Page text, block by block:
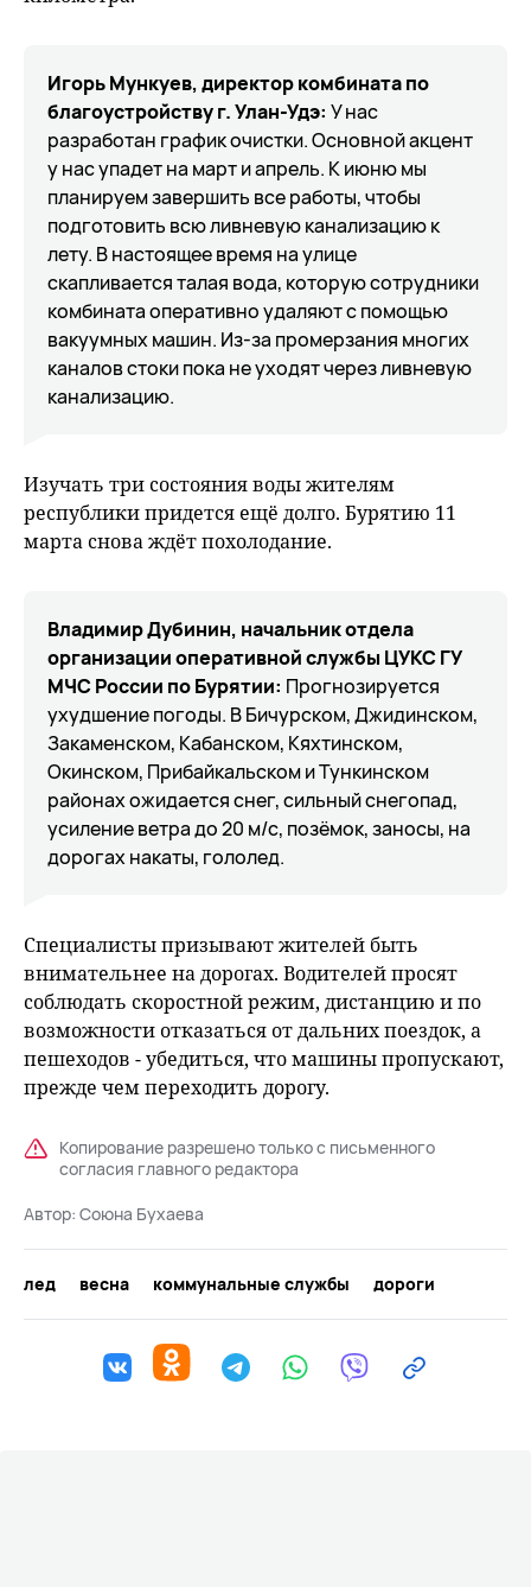
Игорь Мункуев, директор комбината по
благоустройству г. Улан-Удэ: У нас
разработан график очистки. Основной акцент
у нас упадет на март и апрель. К июню мы
планируем завершить все работы, чтобы
подготовить всю ливневую канализацию к
лету. В настоящее время на улице
скапливается талая вода, которую сотрудники
комбината оперативно удаляют с помощью
вакуумных машин. Из-за промерзания многих
каналов стоки пока не уходят через ливневую
канализацию.
Изучать три состояния воды жителям
республики придется ещё долго. Бурятию 11
марта снова ждёт похолодание.
Владимир Дубинин, начальник отдела
организации оперативной службы ЦУКС ГУ
МЧС России по Бурятии: Прогнозируется
ухудшение погоды. В Бичурском, Джидинском,
Закаменском, Кабанском, Кяхтинском,
Окинском, Прибайкальском и Тункинском
районах ожидается снег, сильный снегопад,
усиление ветра до 20 м/c, позёмок, заносы, на
дорогах накаты, гололед.
Специалисты призывают жителей быть
внимательнее на дорогах. Водителей просят
соблюдать скоростной режим, дистанцию и по
возможности отказаться от дальних поездок, а
пешеходов - убедиться, что машины пропускают,
прежде чем переходить дорогу.
Копирование разрешено только с письменного
согласия главного редактора
Автор: Союна Бухаева
лед весна коммунальные службы дороги